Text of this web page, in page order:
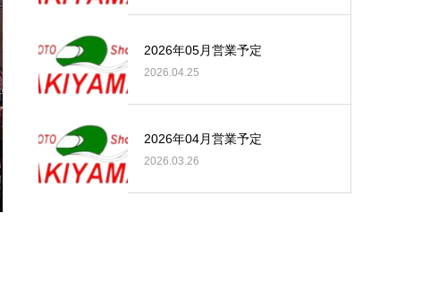
2026年05月営業予定
2026.04.25
2026年04月営業予定
2026.03.26